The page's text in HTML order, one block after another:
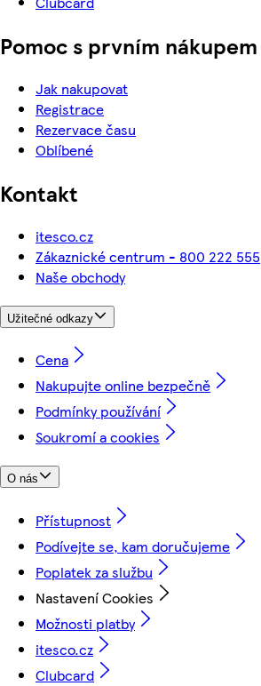
Pomoc s prvním nákupem
Jak nakupovat
Registrace
Rezervace času
Oblíbené
Kontakt
itesco.cz
Zákaznické centrum - 800 222 555
Naše obchody
Užitečné odkazy
Cena
Nakupujte online bezpečně
Podmínky používání
Soukromí a cookies
O nás
Přístupnost
Podívejte se, kam doručujeme
Poplatek za službu
Nastavení Cookies
Možnosti platby
itesco.cz
Clubcard